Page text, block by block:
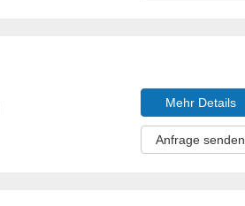
Mehr Details
Anfrage senden